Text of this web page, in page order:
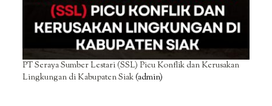
PT Seraya Sumber Lestari (SSL) Picu Konflik dan Kerusakan
Lingkungan di Kabupaten Siak(admin)